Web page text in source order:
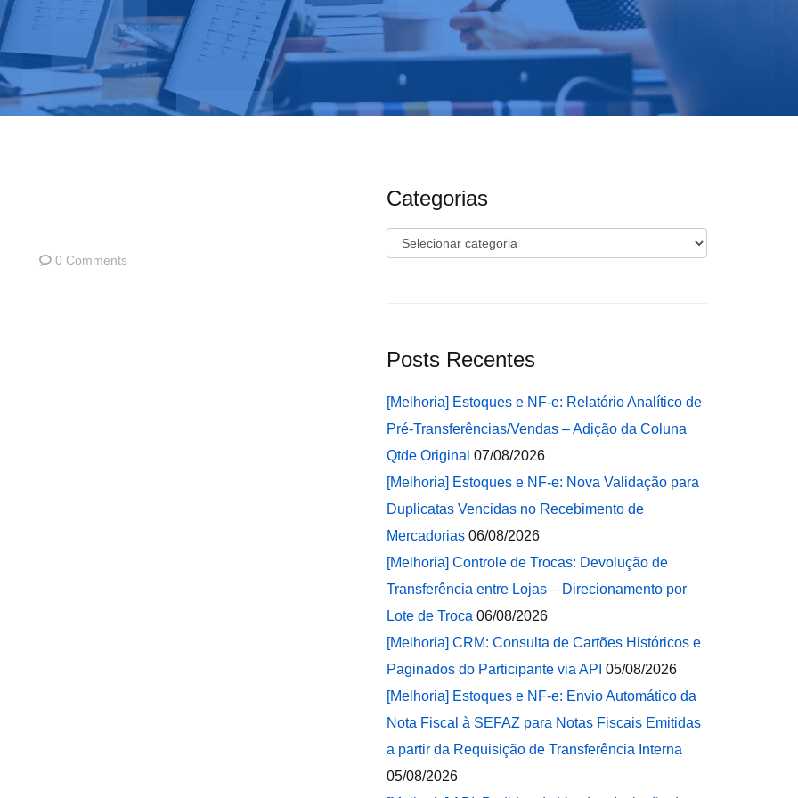
0 Comments
Categorias
Categorias
Posts Recentes
[Melhoria] Estoques e NF-e: Relatório Analítico de
Pré-Transferências/Vendas – Adição da Coluna
Qtde Original 07/08/2026
[Melhoria] Estoques e NF-e: Nova Validação para
Duplicatas Vencidas no Recebimento de
Mercadorias 06/08/2026
[Melhoria] Controle de Trocas: Devolução de
Transferência entre Lojas – Direcionamento por
Lote de Troca 06/08/2026
[Melhoria] CRM: Consulta de Cartões Históricos e
Paginados do Participante via API 05/08/2026
[Melhoria] Estoques e NF-e: Envio Automático da
Nota Fiscal à SEFAZ para Notas Fiscais Emitidas
a partir da Requisição de Transferência Interna
05/08/2026